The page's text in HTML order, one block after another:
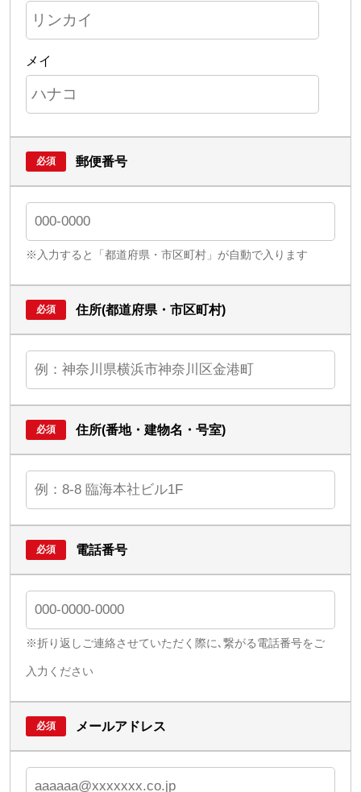
メイ
郵便番号
※入力すると「都道府県・市区町村」が自動で入ります
住所(都道府県・市区町村)
住所(番地・建物名・号室)
電話番号
※折り返しご連絡させていただく際に､繋がる電話番号をご
入力ください
メールアドレス